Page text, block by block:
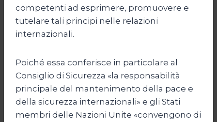
competenti ad esprimere, promuovere e
tutelare tali principi nelle relazioni
internazionali.
Poiché essa conferisce in particolare al
Consiglio di Sicurezza «la responsabilità
principale del mantenimento della pace e
della sicurezza internazionali» e gli Stati
membri delle Nazioni Unite «convengono di